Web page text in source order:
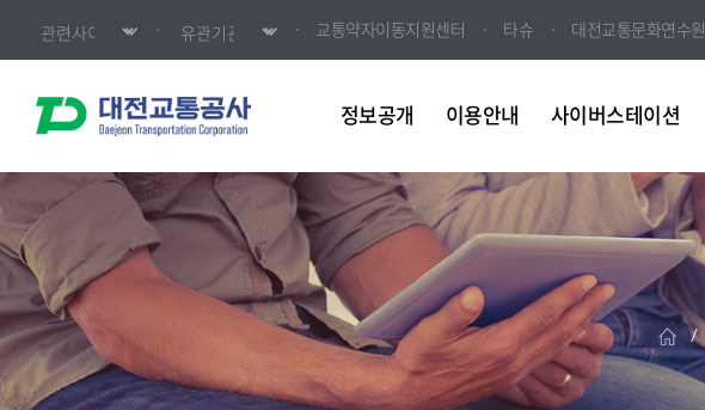
교통약자이동지원센터 타슈 대전교통문화연수원
정보공개 이용안내 사이버스테이션